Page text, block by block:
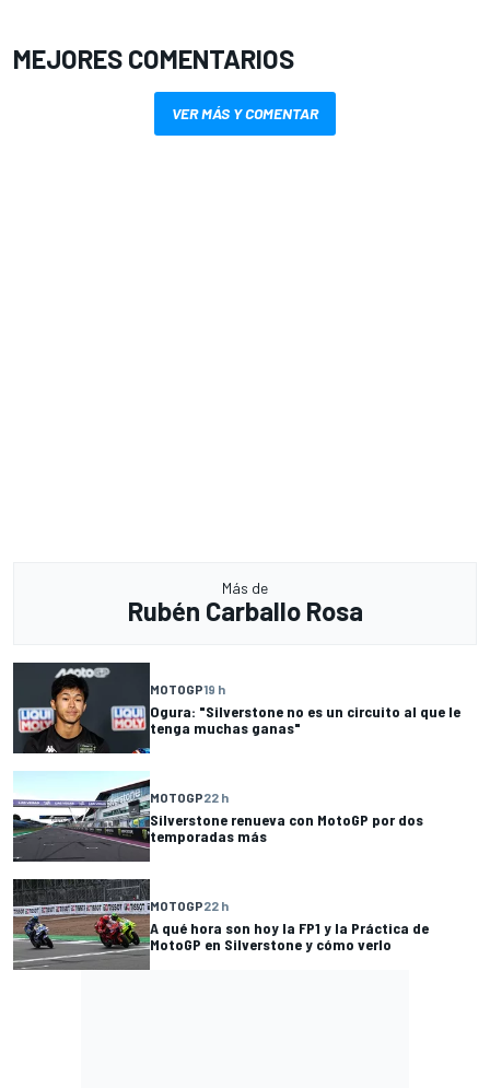
MEJORES COMENTARIOS
VER MÁS Y COMENTAR
Más de
Rubén Carballo Rosa
MOTOGP19 h
Ogura: "Silverstone no es un circuito al que le
tenga muchas ganas"
MOTOGP22 h
Silverstone renueva con MotoGP por dos
temporadas más
MOTOGP22 h
A qué hora son hoy la FP1 y la Práctica de
MotoGP en Silverstone y cómo verlo